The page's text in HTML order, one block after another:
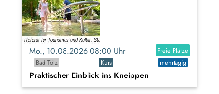
Mo., 10.08.2026 08:00 Uhr
Freie Plätze
Bad Tölz
Kurs mehrtägig
Praktischer Einblick ins Kneippen